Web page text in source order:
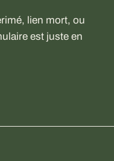
lien mort, ou
est juste en